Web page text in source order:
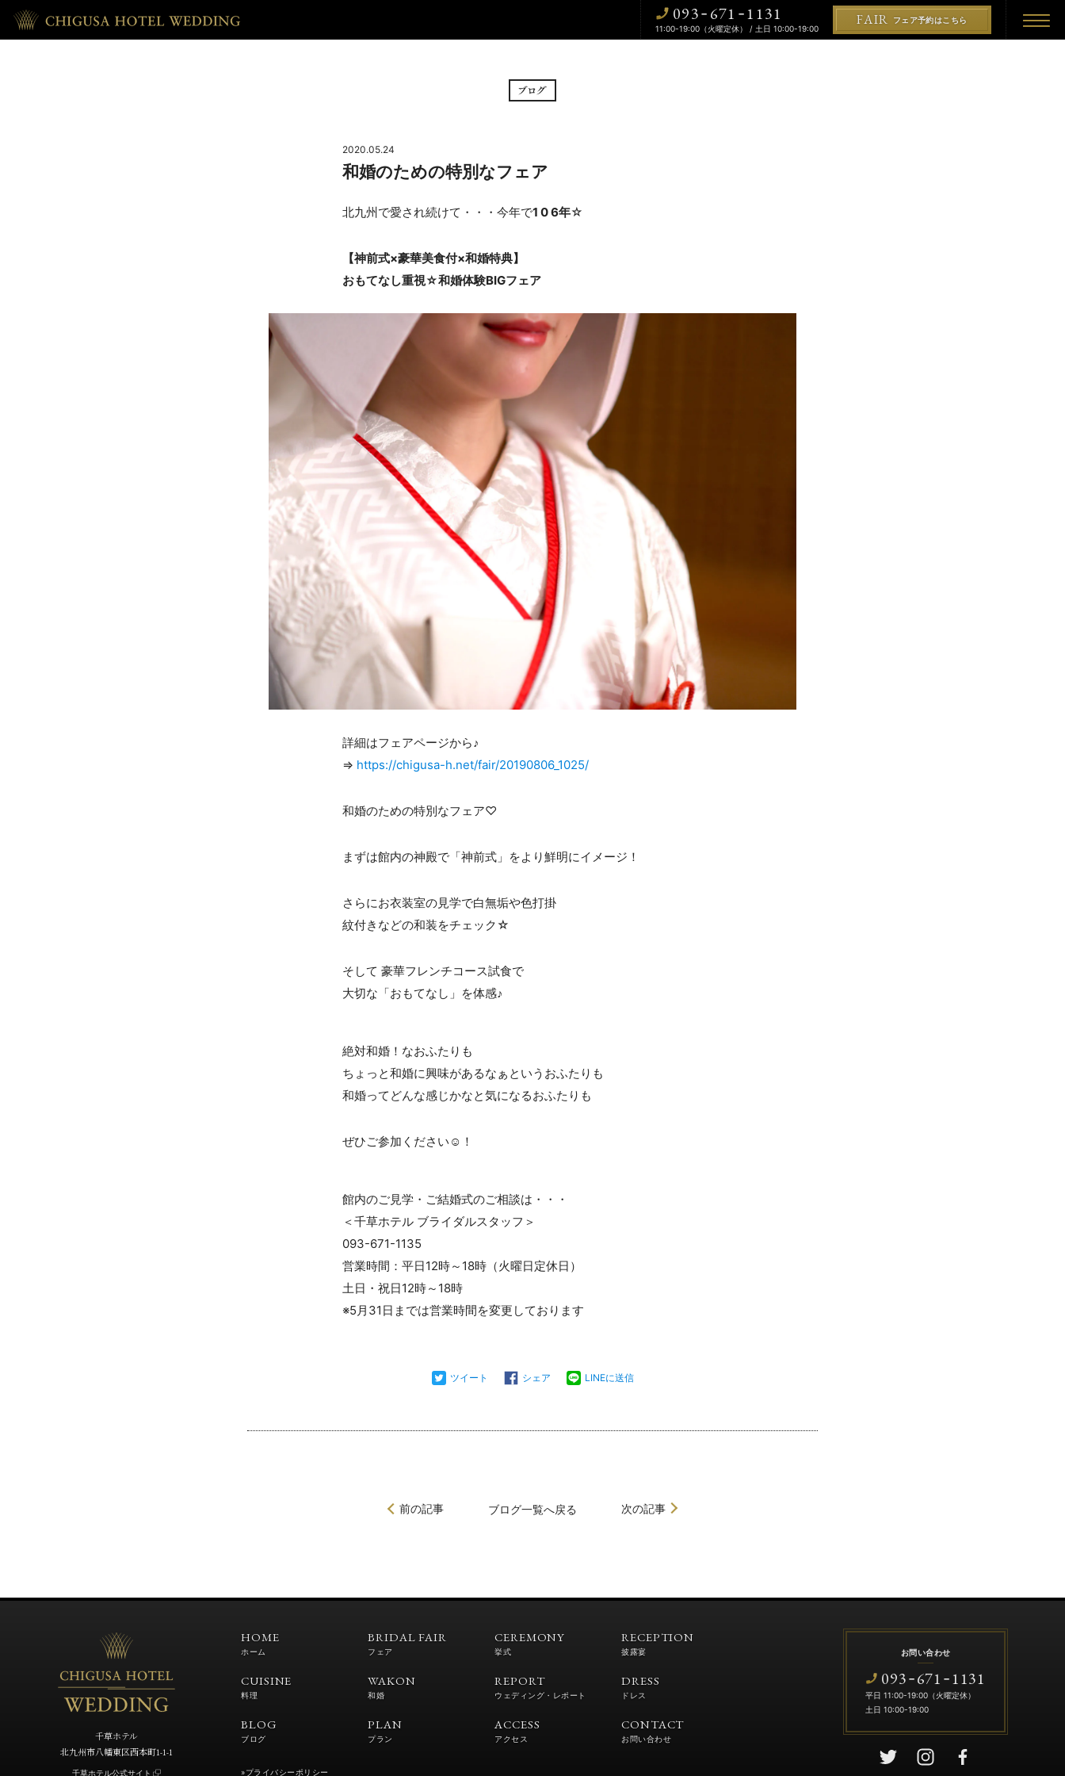
093- 671 -1131
11:00-19:00（火曜定休） / 土日 10:00-19:00
FAIR フェア予約はこちら
BRIDAL FAIR
CUISINE
料理
DRESS
ドレス
CONTACT
お問い合わせ
2020.05.24
和婚のための特別なフェア
北九州で愛され続けて・・・今年で1 0 6年☆
【神前式×豪華美食付×和婚特典】
おもてなし重視☆和婚体験BIGフェア
詳細はフェアページから♪
⇒ https://chigusa-h.net/fair/20190806_1025/
和婚のための特別なフェア♡
まずは館内の神殿で「神前式」をより鮮明にイメージ！
さらにお衣装室の見学で白無垢や色打掛
紋付きなどの和装をチェック☆
そして 豪華フレンチコース試食で
大切な「おもてなし」を体感♪
絶対和婚！なおふたりも
ちょっと和婚に興味があるなぁというおふたりも
和婚ってどんな感じかなと気になるおふたりも
ぜひご参加ください☺！
館内のご見学・ご結婚式のご相談は・・・
＜千草ホテル ブライダルスタッフ＞
093-671-1135
営業時間：平日12時～18時（火曜日定休日）
土日・祝日12時～18時
※5月31日までは営業時間を変更しております
ツイート シェア LINEに送信
前の記事 ブログ一覧へ戻る 次の記事
千草ホテル
北九州市八幡東区西本町1-1-1
千草ホテル公式サイト
HOME
ホーム
BRIDAL FAIR
フェア
CEREMONY
挙式
RECEPTION
披露宴
CUISINE
料理
WAKON
和婚
REPORT
ウェディング・レポート
DRESS
ドレス
BLOG
ブログ
PLAN
プラン
ACCESS
アクセス
CONTACT
お問い合わせ
»プライバシーポリシー
お問い合わせ
093-671 -1131
平日 11:00-19:00（火曜定休）
土日 10:00-19:00